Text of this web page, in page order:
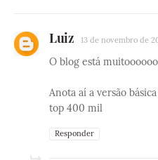
Luiz 13 de novembro de
O blog está
Anota aí a versão
top 400 mil
Responder